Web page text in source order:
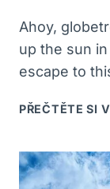
Ahoy,
up the sun
escape to
PŘEČTĚTE SI